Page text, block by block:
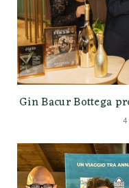
Gin Bacur Bottega